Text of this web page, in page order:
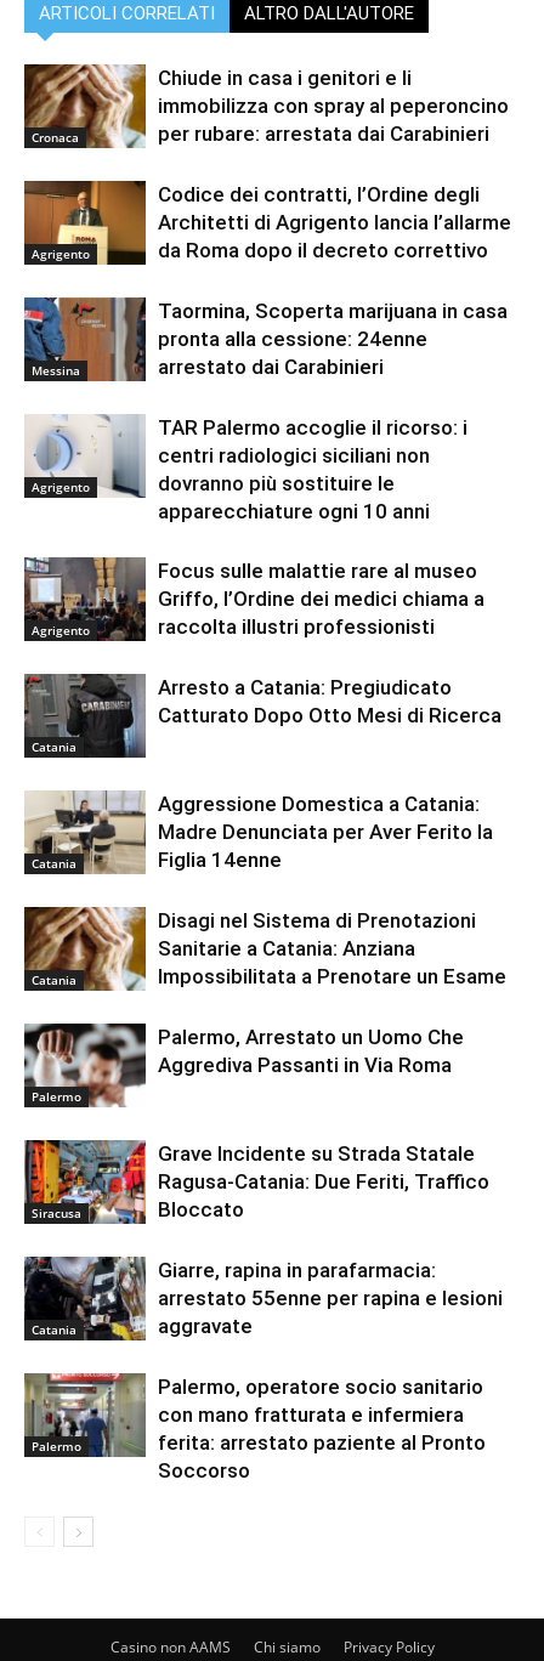
ARTICOLI CORRELATI ALTRO DALL'AUTORE
Cronaca
Chiude in casa i genitori e li
immobilizza con spray al peperoncino
per rubare: arrestata dai Carabinieri
Agrigento
Codice dei contratti, l’Ordine degli
Architetti di Agrigento lancia l’allarme
da Roma dopo il decreto correttivo
Messina
Taormina, Scoperta marijuana in casa
pronta alla cessione: 24enne
arrestato dai Carabinieri
Agrigento
TAR Palermo accoglie il ricorso: i
centri radiologici siciliani non
dovranno più sostituire le
apparecchiature ogni 10 anni
Agrigento
Focus sulle malattie rare al museo
Griffo, l’Ordine dei medici chiama a
raccolta illustri professionisti
Catania
Arresto a Catania: Pregiudicato
Catturato Dopo Otto Mesi di Ricerca
Catania
Aggressione Domestica a Catania:
Madre Denunciata per Aver Ferito la
Figlia 14enne
Catania
Disagi nel Sistema di Prenotazioni
Sanitarie a Catania: Anziana
Impossibilitata a Prenotare un Esame
Palermo
Palermo, Arrestato un Uomo Che
Aggrediva Passanti in Via Roma
Siracusa
Grave Incidente su Strada Statale
Ragusa-Catania: Due Feriti, Traffico
Bloccato
Catania
Giarre, rapina in parafarmacia:
arrestato 55enne per rapina e lesioni
aggravate
Palermo
Palermo, operatore socio sanitario
con mano fratturata e infermiera
ferita: arrestato paziente al Pronto
Soccorso
Casino non AAMS Chi siamo Privacy Policy